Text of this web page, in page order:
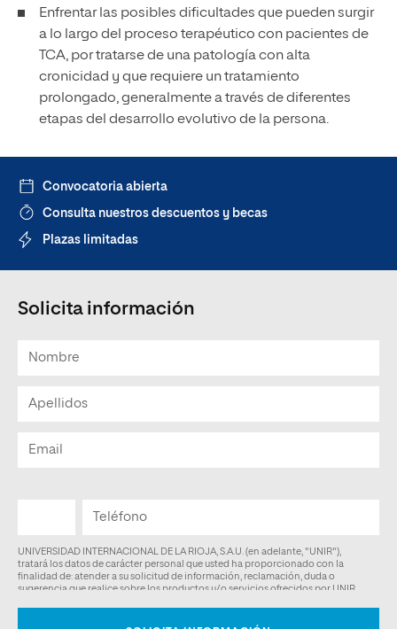
Enfrentar las posibles dificultades que pueden surgir
a lo largo del proceso terapéutico con pacientes de
TCA, por tratarse de una patología con alta
cronicidad y que requiere un tratamiento
prolongado, generalmente a través de diferentes
etapas del desarrollo evolutivo de la persona.
Convocatoria abierta
Consulta nuestros descuentos y becas
Plazas limitadas
Solicita información